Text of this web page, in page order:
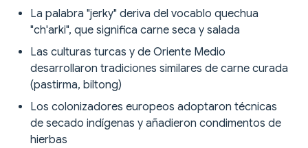
La palabra "jerky" deriva del vocablo quechua
"ch'arki", que significa carne seca y salada
Las culturas turcas y de Oriente Medio
desarrollaron tradiciones similares de carne curada
(pastirma, biltong)
Los colonizadores europeos adoptaron técnicas
de secado indígenas y añadieron condimentos de
hierbas